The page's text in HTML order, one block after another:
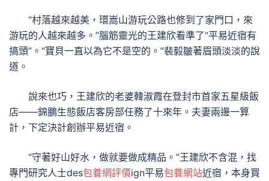
“村落越來越美，環嵩山游玩公路也修到了家門口，來
游玩的人越來越多。”腦筋靈光的王建欣看準了“平易近宿有
搞頭”。“寶貝一直以為它不是空的。”裴毅皺著眉頭淡淡的說
道。
說來也巧，王建欣的老婆韓淑霞在登封市首家五星級飯
店——錦鵬生態飯店客房部任務了十來年。夫妻兩邊一算
計，下定決計創辦平易近宿。
“守著好山好水，做就要做成精品。”王建欣不含混，找
專門研究人士des包養網評價ign平易包養網站近宿，本身買